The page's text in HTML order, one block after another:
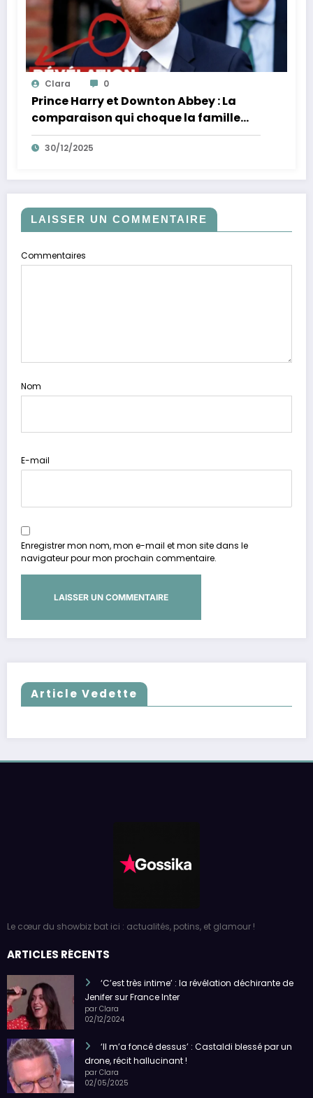
Clara 0
Prince Harry et Downton Abbey : La
comparaison qui choque la famille
royale
30/12/2025
LAISSER UN COMMENTAIRE
Commentaires
Nom
E-mail
Enregistrer mon nom, mon e-mail et mon site dans le
navigateur pour mon prochain commentaire.
Article Vedette
Le cœur du showbiz bat ici : actualités, potins, et glamour !
ARTICLES RÉCENTS
‘C’est très intime’ : la révélation déchirante de
Jenifer sur France Inter
par Clara
02/12/2024
‘Il m’a foncé dessus’ : Castaldi blessé par un
drone, récit hallucinant !
par Clara
02/05/2025